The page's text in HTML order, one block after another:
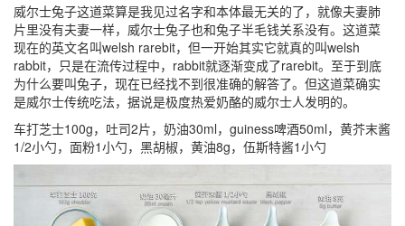
威尔士兔子这道菜算是我见过名字和本体最无关的了，就像夫妻肺
片里没有夫妻一样，威尔士兔子也和兔子半毛钱关系没有。这道菜
现在的英文名叫welsh rarebit，但一开始其实它就真的叫welsh
rabbit，只是在流传过程中，rabbit就逐渐变成了rarebit。至于到底
为什么要叫兔子，现在已经找不到很准确的解答了。但这道菜确实
是威尔士传统吃法，据说是极度热爱奶酪的威尔士人发明的。
车打芝士100g，吐司2片，奶油30ml，guiness啤酒50ml，黄芥末酱
1/2小勺，面粉1小勺，黑胡椒，黄油8g，伍斯特酱1小勺